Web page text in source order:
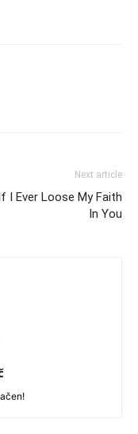
Next article
I Ever Loose My Faith
In You